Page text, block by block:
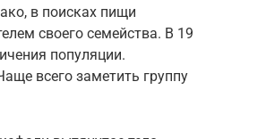
в поисках пищи
своего семейства. В 19
популяции.
всего заметить группу